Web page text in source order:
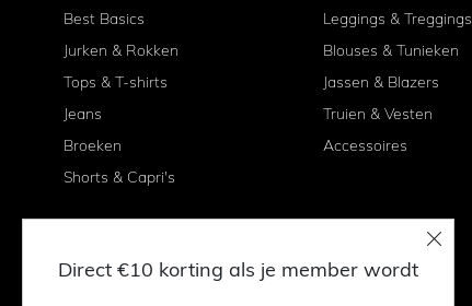
Best Basics
Jurken & Rokken
Tops & T-shirts
Jeans
Broeken
Shorts & Capri's
Leggings & Treggings
Blouses & Tunieken
Jassen & Blazers
Truien & Vesten
Accessoires
Direct €10 korting als je member wordt